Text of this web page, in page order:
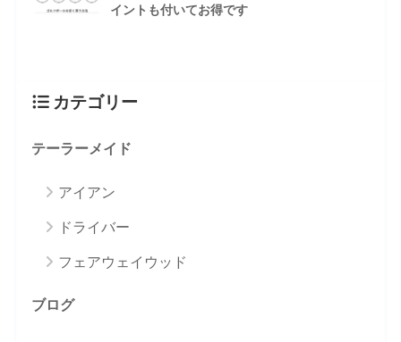
イントも付いてお得です
カテゴリー
テーラーメイド
アイアン
ドライバー
フェアウェイウッド
ブログ